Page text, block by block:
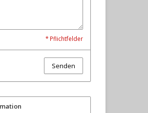
* Pflichtfelder
Senden